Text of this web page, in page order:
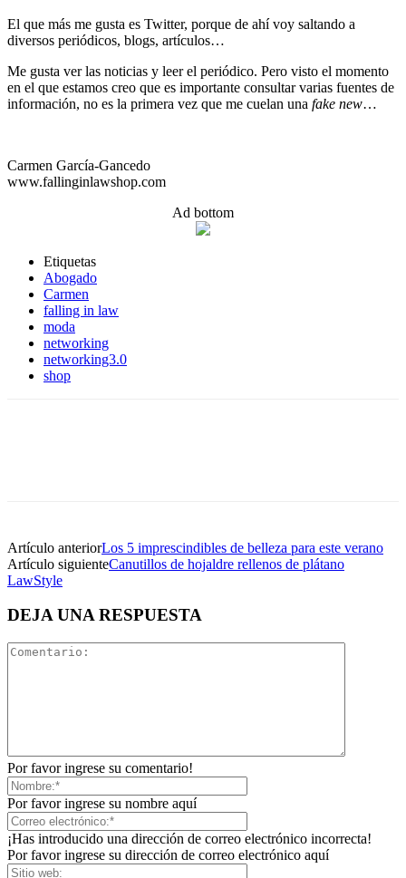
El que más me gusta es Twitter, porque de ahí voy saltando a
diversos periódicos, blogs, artículos…
Me gusta ver las noticias y leer el periódico. Pero visto el momento
en el que estamos creo que es importante consultar varias fuentes de
información, no es la primera vez que me cuelan una fake new…
Carmen García-Gancedo
www.fallinginlawshop.com
Ad bottom
Etiquetas
Abogado
Carmen
falling in law
moda
networking
networking3.0
shop
Artículo anteriorLos 5 imprescindibles de belleza para este verano
Artículo siguienteCanutillos de hojaldre rellenos de plátano
LawStyle
DEJA UNA RESPUESTA
Por favor ingrese su comentario!
Por favor ingrese su nombre aquí
¡Has introducido una dirección de correo electrónico incorrecta!
Por favor ingrese su dirección de correo electrónico aquí